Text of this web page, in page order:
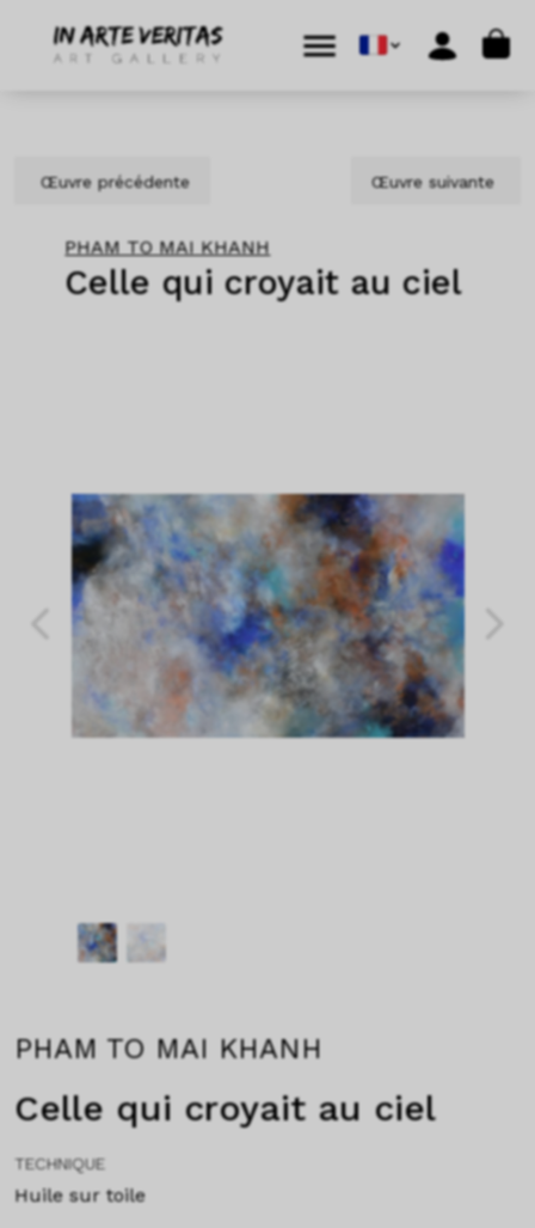
Cart
Œuvre précédente Œuvre suivante
PHAM TO MAI KHANH
Celle qui croyait au ciel
PHAM TO MAI KHANH
Celle qui croyait au ciel
TECHNIQUE
Huile sur toile